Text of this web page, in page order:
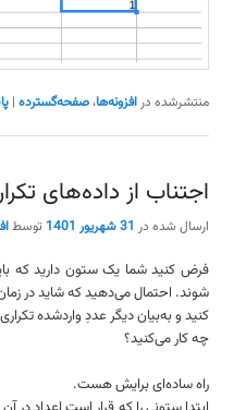
منتشرشده در افزونه‌ها،صفحه‌گسترده |
اجتناب از داده‌های
ارسال شده در 31 شهریور 1401 توسط
فرض کنید شما یک ستون دارید که
شوند. احتمال می‌دهید که شاید در زمان
کنید و به‌بیان دیگر عددِ واردشده
چه کار می‌کنید؟
راه ساده‌ای برایش هست.